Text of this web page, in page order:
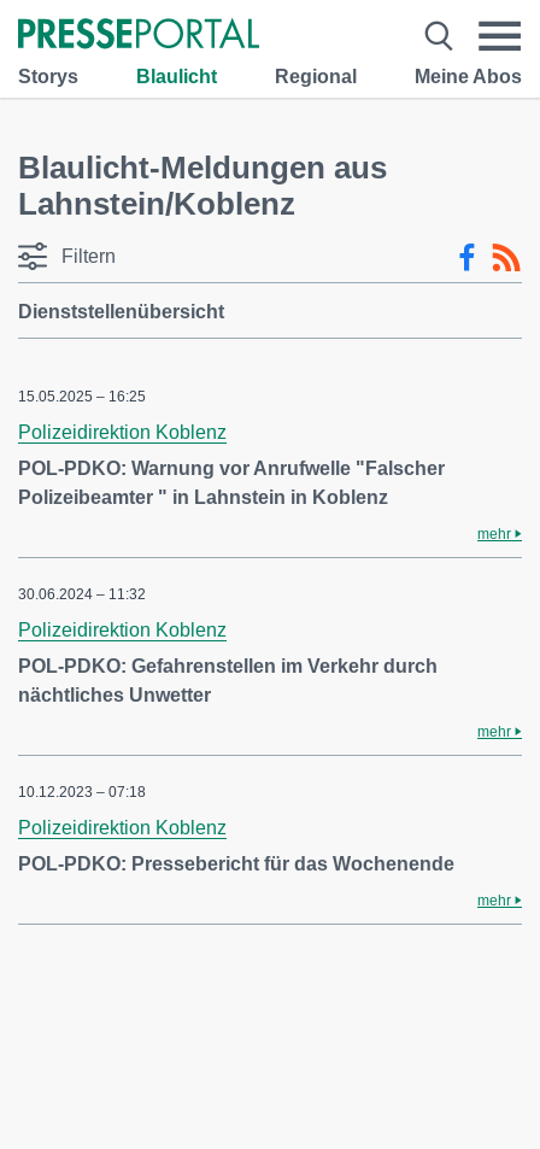
Storys Blaulicht Regional Meine Abos
Blaulicht-Meldungen aus
Lahnstein/Koblenz
Filtern
Dienststellenübersicht
15.05.2025 – 16:25
Polizeidirektion Koblenz
POL-PDKO: Warnung vor Anrufwelle "Falscher
Polizeibeamter " in Lahnstein in Koblenz
mehr
30.06.2024 – 11:32
Polizeidirektion Koblenz
POL-PDKO: Gefahrenstellen im Verkehr durch
nächtliches Unwetter
mehr
10.12.2023 – 07:18
Polizeidirektion Koblenz
POL-PDKO: Pressebericht für das Wochenende
mehr